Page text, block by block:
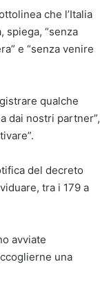
che l’Italia
spiega, “senza
e “senza venire
qualche
dai nostri partner”,
del decreto
tra i 179 a
avviate
una